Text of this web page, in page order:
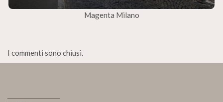
Magenta Milano
I commenti sono chiusi.